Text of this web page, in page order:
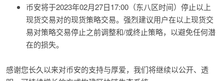
币安将于2023年02月27日17:00（东八区时间）停止以上
现货交易对的现货策略交易。强烈建议用户在以上现货交
易对策略交易停止之前调整和/或终止策略，以避免任何潜
在的损失。
感谢您长久以来对币安的支持与厚爱，我们将继续以公开、透